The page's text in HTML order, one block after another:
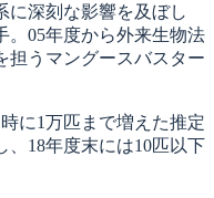
に深刻な影響を及ぼし
。05年度から外来生物法
担うマングースバスター
に1万匹まで増えた推定
、18年度末には10匹以下